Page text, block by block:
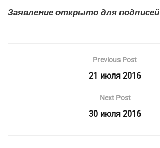
Заявление открыто для подписей
Previous Post
21 июля 2016
Next Post
30 июля 2016